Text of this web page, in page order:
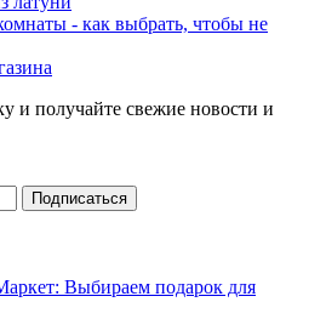
- как выбрать, чтобы не
и получайте свежие новости и